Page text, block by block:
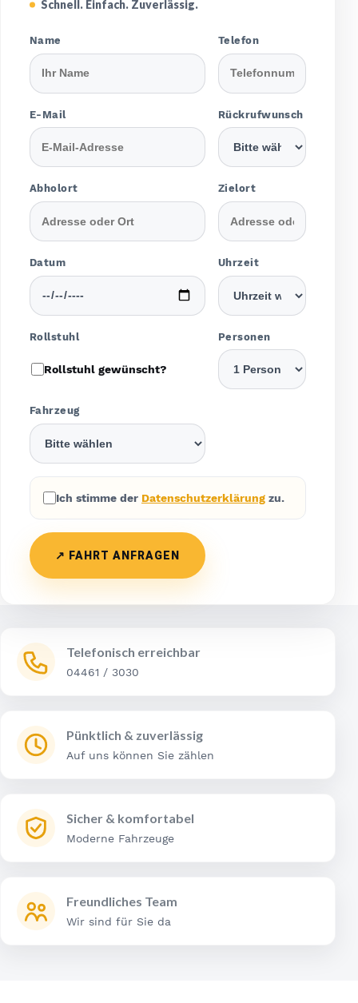
Schnell. Einfach. Zuverlässig.
Please leave this field empty.
Name Telefon
E-Mail Rückrufwunsch
Abholort Zielort
Datum Uhrzeit
Rollstuhl
Rollstuhl gewünscht?
Personen
Fahrzeug
Ich stimme der Datenschutzerklärung zu.
Telefonisch erreichbar
04461 / 3030
Pünktlich & zuverlässig
Auf uns können Sie zählen
Sicher & komfortabel
Moderne Fahrzeuge
Freundliches Team
Wir sind für Sie da